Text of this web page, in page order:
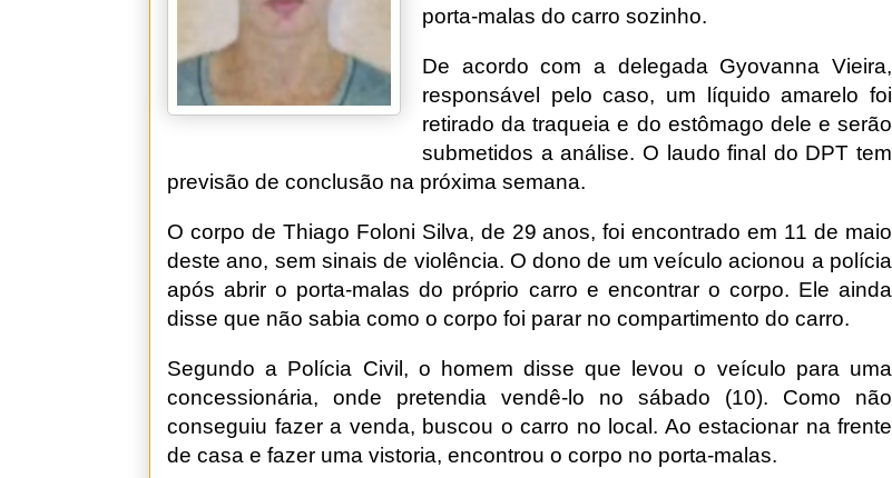
porta-malas do carro sozinho.
De acordo com a delegada Gyovanna Vieira,
responsável pelo caso, um líquido amarelo foi
retirado da traqueia e do estômago dele e serão
submetidos a análise. O laudo final do DPT tem
previsão de conclusão na próxima semana.
O corpo de Thiago Foloni Silva, de 29 anos, foi encontrado em 11 de maio
deste ano, sem sinais de violência. O dono de um veículo acionou a polícia
após abrir o porta-malas do próprio carro e encontrar o corpo. Ele ainda
disse que não sabia como o corpo foi parar no compartimento do carro.
Segundo a Polícia Civil, o homem disse que levou o veículo para uma
concessionária, onde pretendia vendê-lo no sábado (10). Como não
conseguiu fazer a venda, buscou o carro no local. Ao estacionar na frente
de casa e fazer uma vistoria, encontrou o corpo no porta-malas.